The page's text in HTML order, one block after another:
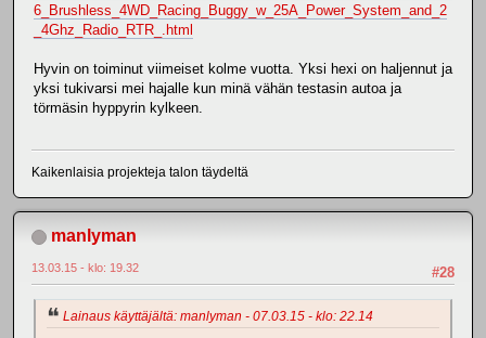
6_Brushless_4WD_Racing_Buggy_w_25A_Power_System_and_2
_4Ghz_Radio_RTR_.html
Hyvin on toiminut viimeiset kolme vuotta. Yksi hexi on haljennut ja
yksi tukivarsi mei hajalle kun minä vähän testasin autoa ja
törmäsin hyppyrin kylkeen.
Kaikenlaisia projekteja talon täydeltä
manlyman
#28
13.03.15 - klo: 19.32
Lainaus käyttäjältä: manlyman - 07.03.15 - klo: 22.14